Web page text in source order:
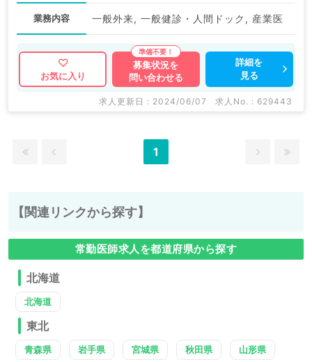
業務内容 一般外来, 一般健診・人間ドック, 産業医
お気に入り
募集状況を
問い合わせる
詳細を
見る
求人更新日 : 2024/06/07 求人No. : 629443
1
【関連リンクから探す】
常勤医師求人を都道府県から探す
北海道
北海道
東北
青森県 岩手県 宮城県 秋田県 山形県